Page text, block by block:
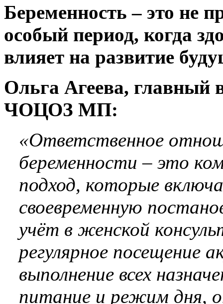
Беременность – это не
особый период, когда
влияет на развитие
Ольга Агеева, главный
ЧОЦОЗ МП:
«Ответственное
беременности – это
подход, которые
своевременную
учёт в женской
регулярное посещение
выполнение всех
питание и режим дня,